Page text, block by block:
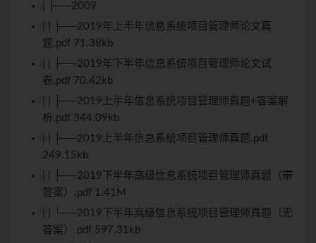
| ├──2009
| | ├──2019年上半年信息系统项目管理师论文真
题.pdf 71.38kb
| | ├──2019年下半年信息系统项目管理师论文试
卷.pdf 70.42kb
| | ├──2019上半年信息系统项目管理师真题+答案解
析.pdf 344.09kb
| | ├──2019上半年信息系统项目管理师真题.pdf
249.15kb
| | ├──2019下半年高级信息系统项目管理师真题（带
答案）.pdf 1.41M
| | └──2019下半年高级信息系统项目管理师真题（无
答案）.pdf 597.31kb